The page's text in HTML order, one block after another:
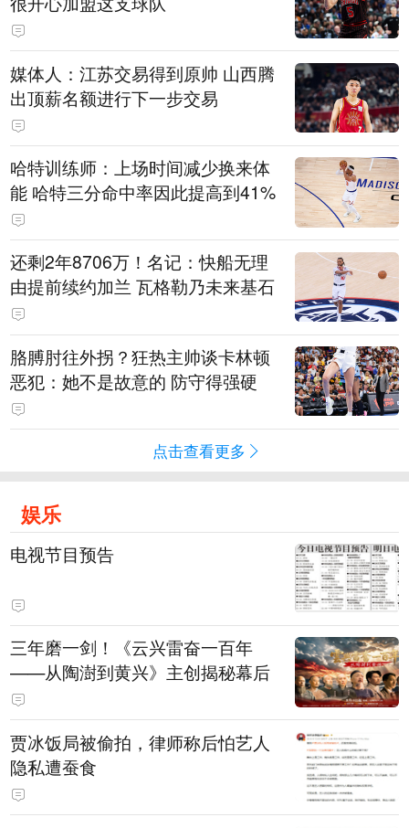
媒体人：江苏交易得到原帅 山西腾
出顶薪名额进行下一步交易
哈特训练师：上场时间减少换来体
能 哈特三分命中率因此提高到41%
还剩2年8706万！名记：快船无理
由提前续约加兰 瓦格勒乃未来基石
胳膊肘往外拐？狂热主帅谈卡林顿
恶犯：她不是故意的 防守得强硬
点击查看更多
娱乐
电视节目预告
三年磨一剑！《云兴雷奋一百年
——从陶澍到黄兴》主创揭秘幕后
贾冰饭局被偷拍，律师称后怕艺人
隐私遭蚕食